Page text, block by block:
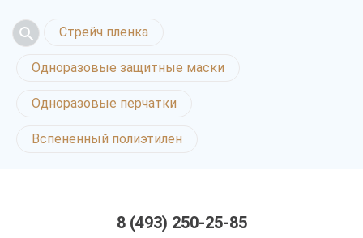
Стрейч пленка
Одноразовые защитные маски
Одноразовые перчатки
Вспененный полиэтилен
8 (493) 250-25-85